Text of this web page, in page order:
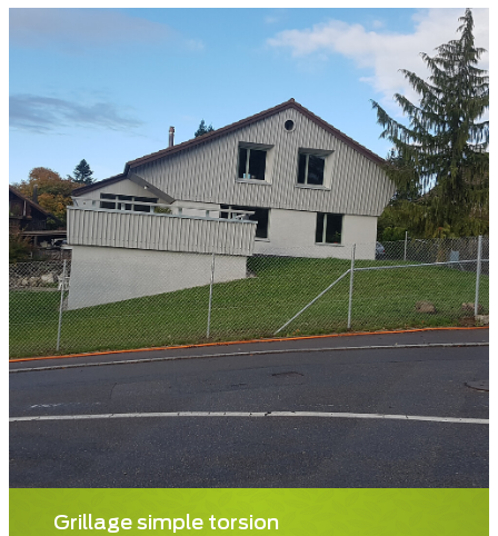
Grillage simple torsion